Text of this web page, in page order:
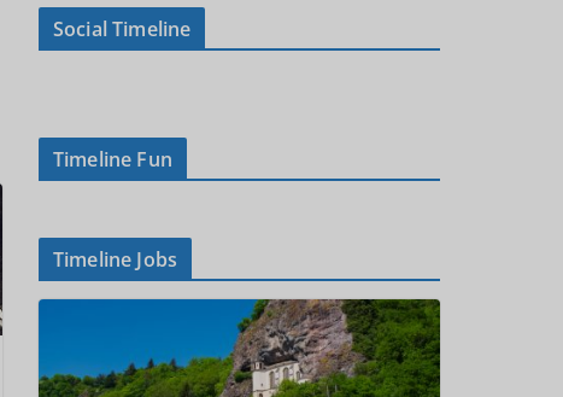
Social Timeline
Timeline Fun
Timeline Jobs